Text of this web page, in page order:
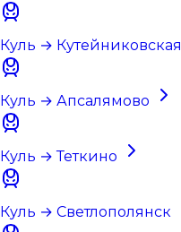
Куль → Кутейниковская
Куль → Апсалямово
Куль → Теткино
Куль → Светлополянск